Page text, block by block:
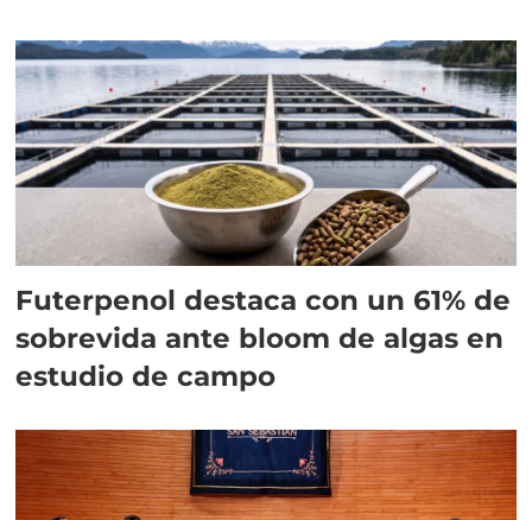
Futerpenol destaca con un 61% de
sobrevida ante bloom de algas en
estudio de campo